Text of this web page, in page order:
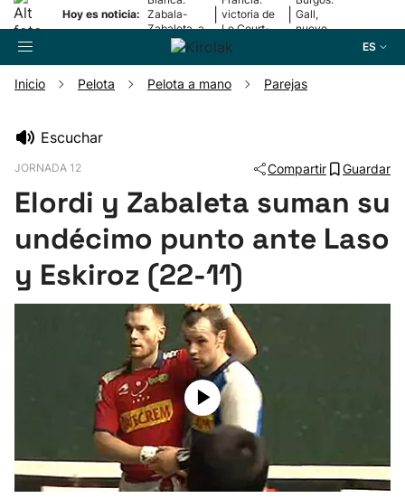
Hoy es noticia: Zabala-
Zabaleta, a
la final
victoria de
Le Court-
Pienaar
Gall,
nuevo
ES
Pelota
Remo
Herri-kirolak
Balonmano
Inicio Pelota Pelota a mano Parejas
Escuchar
JORNADA 12 Compartir Guardar
Elordi y Zabaleta suman su
undécimo punto ante Laso
y Eskiroz (22-11)